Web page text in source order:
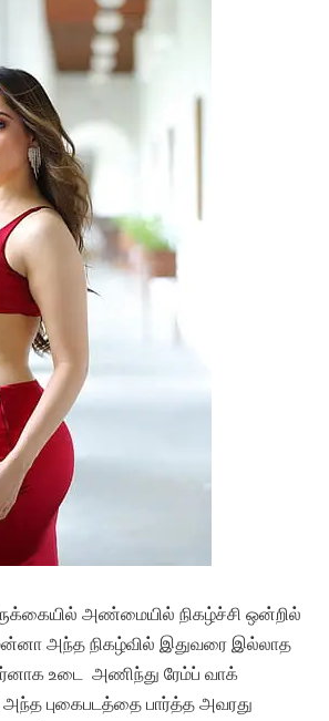
அண்மையில் நிகழ்ச்சி ஒன்றில்
அந்த நிகழ்வில் இதுவரை இல்லாத
உடை அணிந்து ரேம்ப் வாக்
புகைபடத்தை பார்த்த அவரது